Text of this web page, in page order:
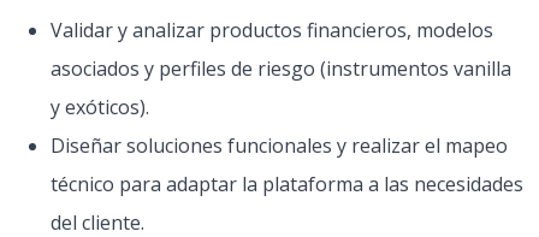
Validar y analizar productos financieros, modelos
asociados y perfiles de riesgo (instrumentos vanilla
y exóticos).
Diseñar soluciones funcionales y realizar el mapeo
técnico para adaptar la plataforma a las necesidades
del cliente.